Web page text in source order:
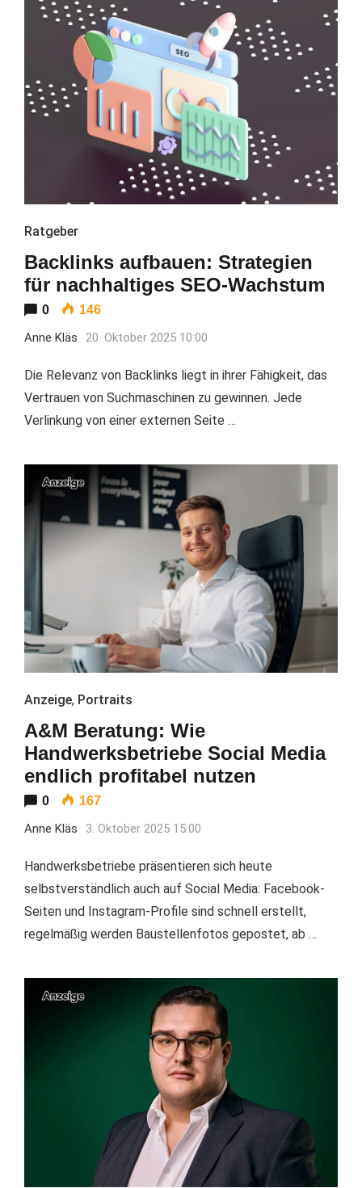
Ratgeber
Backlinks aufbauen: Strategien
für nachhaltiges SEO-Wachstum
0 146
Anne Kläs 20. Oktober 2025 10:00
Die Relevanz von Backlinks liegt in ihrer Fähigkeit, das
Vertrauen von Suchmaschinen zu gewinnen. Jede
Verlinkung von einer externen Seite …
Anzeige, Portraits
A&M Beratung: Wie
Handwerksbetriebe Social Media
endlich profitabel nutzen
0 167
Anne Kläs 3. Oktober 2025 15:00
Handwerksbetriebe präsentieren sich heute
selbstverständlich auch auf Social Media: Facebook-
Seiten und Instagram-Profile sind schnell erstellt,
regelmäßig werden Baustellenfotos gepostet, ab …